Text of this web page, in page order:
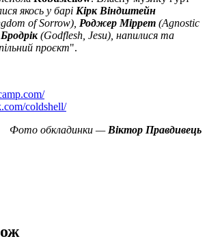
якось у барі Кірк Віндштейн
of Sorrow), Роджер Міррет (Agnostic
(Godflesh, Jesu), напилися та
проєкт".
coldshell/
Фото обкладинки — Віктор Правдивець